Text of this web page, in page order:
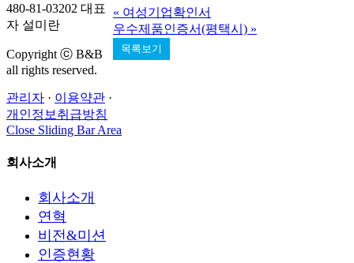
« 여성기업확인서
우수제품인증서(평택시) »
목록보기
480-81-03202 대표
자 설미란
Copyright ⓒ B&B
all rights reserved.
관리자 · 이용약관 ·
개인정보취급방침
Close Sliding Bar Area
회사소개
회사소개
연혁
비전&미션
인증현황